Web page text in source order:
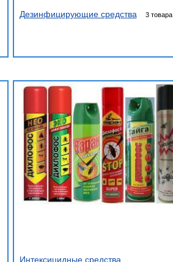
Дезинфицирующие средства 3 товара
Интексицидные средства